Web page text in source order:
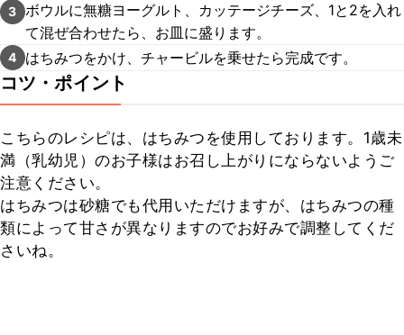
3 ボウルに無糖ヨーグルト、カッテージチーズ、1と2を入れ
て混ぜ合わせたら、お皿に盛ります。
4 はちみつをかけ、チャービルを乗せたら完成です。
コツ・ポイント
こちらのレシピは、はちみつを使用しております。1歳未
満（乳幼児）のお子様はお召し上がりにならないようご
注意ください。
はちみつは砂糖でも代用いただけますが、はちみつの種
類によって甘さが異なりますのでお好みで調整してくだ
さいね。